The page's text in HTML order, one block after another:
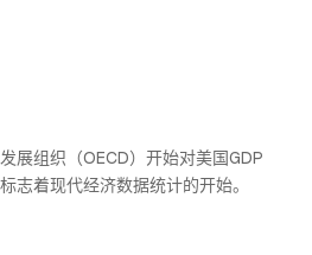
展组织（OECD）开始对美国GDP
志着现代经济数据统计的开始。